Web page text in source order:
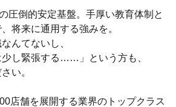
圧倒的安定基盤。手厚い教育体制と
将来に通用する強みを。
んてないし、
し緊張する……」という方も、
い。
店舗を展開する業界のトップクラス